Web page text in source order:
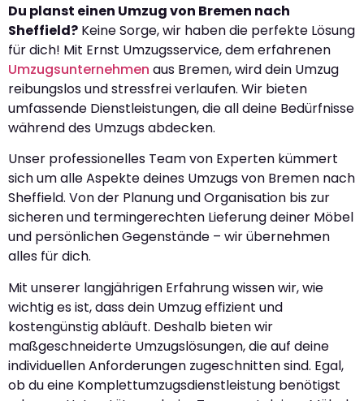
Du planst einen Umzug von Bremen nach
Sheffield? Keine Sorge, wir haben die perfekte Lösung
für dich! Mit Ernst Umzugsservice, dem erfahrenen
Umzugsunternehmen aus Bremen, wird dein Umzug
reibungslos und stressfrei verlaufen. Wir bieten
umfassende Dienstleistungen, die all deine Bedürfnisse
während des Umzugs abdecken.
Unser professionelles Team von Experten kümmert
sich um alle Aspekte deines Umzugs von Bremen nach
Sheffield. Von der Planung und Organisation bis zur
sicheren und termingerechten Lieferung deiner Möbel
und persönlichen Gegenstände – wir übernehmen
alles für dich.
Mit unserer langjährigen Erfahrung wissen wir, wie
wichtig es ist, dass dein Umzug effizient und
kostengünstig abläuft. Deshalb bieten wir
maßgeschneiderte Umzugslösungen, die auf deine
individuellen Anforderungen zugeschnitten sind. Egal,
ob du eine Komplettumzugsdienstleistung benötigst